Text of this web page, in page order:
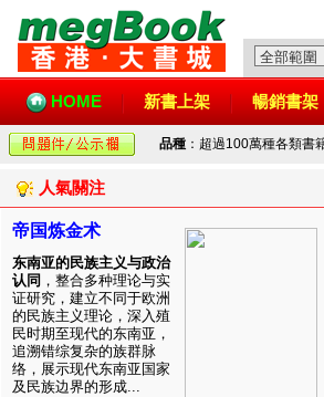
HOME 新書上架 暢銷書架
品種 ：超過100萬種各類書
人氣關注
帝国炼金术
东南亚的民族主义与政治
认同 ，整合多种理论与实
证研究，建立不同于欧洲
的民族主义理论，深入殖
民时期至现代的东南亚，
追溯错综复杂的族群脉
络，展示现代东南亚国家
及民族边界的形成...